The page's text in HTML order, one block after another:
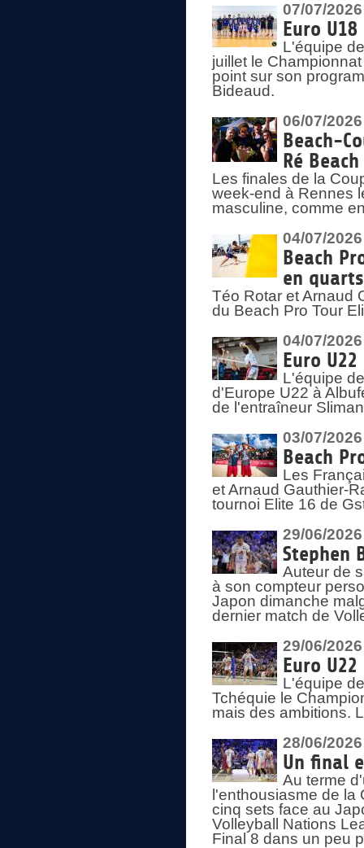
07/07/2026
Euro
L'équipe
juillet le
point sur son
Bideaud.
06/07/2026
Beach-
Ré
Les finales de la
week-end à Rennes
masculine, comme
04/07/2026
Beach
en quarts
Téo Rotar et Arnaud
du Beach Pro Tour
04/07/2026
Euro
L'équipe
d'Europe U22 à
de l'entraîneur
03/07/2026
Beach
Les
et Arnaud Gauthier-
tournoi Elite 16 de
29/06/2026
Stephen
Auteur de
à son compteur
Japon dimanche
dernier match de
29/06/2026
Euro
L'équipe
Tchéquie le
mais des ambitions.
28/06/2026
Un final
Au terme
l'enthousiasme de
cinq sets face au
Volleyball Nations
Final 8 dans un peu